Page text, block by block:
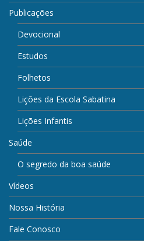
Publicações
Devocional
Estudos
Folhetos
Lições da Escola Sabatina
Lições Infantis
Saúde
O segredo da boa saúde
Vídeos
Nossa História
Fale Conosco